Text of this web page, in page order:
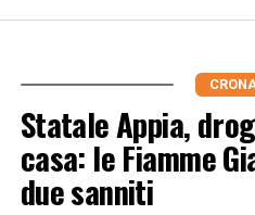
Statale Appia,
casa: le Fiamme
due sanniti